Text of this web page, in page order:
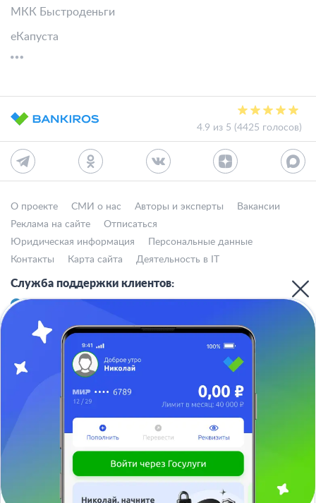
МКК Быстроденьги
еКапуста
4.9 из 5 (4425 голосов)
О проекте СМИ о нас Авторы и эксперты
Вакансии
Реклама на сайте
Отписаться
Юридическая информация
Персональные данные
Контакты
Карта сайта Деятельность в IT
Служба поддержки клиентов:
В Max
В Телеграм
8 (800) 777-98-47
Пн-пт с 10:00 до 17:00
117342, Москва, ул. Бутлерова, дом 17,
БЦ Neo Geo, офис 4070
Отписаться
ООО «АРСфин» используются«cookie» файлы, для индивидуализации
сервиса, с целью повышения удобства использования веб-сайта. «Cookie»
представляют собой небольшие фрагменты данных, включающие
информацию о прошлых посещениях веб-сайта. Если вы не согласны с
Ваша заявка одобрена ✅
Заберите займ в боте